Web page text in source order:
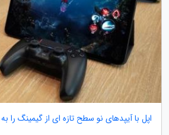
اپل با آیپدهای نو سطح تازه ای از گیمینگ را